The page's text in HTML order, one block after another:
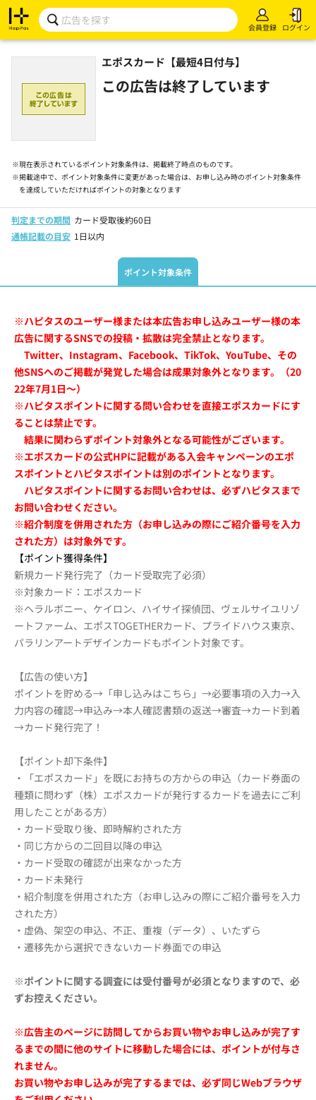
会員登録 ログイン
エポスカード【最短4日付与】
この広告は終了しています
※現在表示されているポイント対象条件は、掲載終了時点のものです。
※掲載途中で、ポイント対象条件に変更があった場合は、お申し込み時のポイント対象条件
を達成していただければポイントの対象となります
判定までの期間 カード受取後約60日
通帳記載の目安 1日以内
ポイント対象条件
※ハピタスのユーザー様または本広告お申し込みユーザー様の本
広告に関するSNSでの投稿・拡散は完全禁止となります。
Twitter、Instagram、Facebook、TikTok、YouTube、その
他SNSへのご掲載が発覚した場合は成果対象外となります。（20
22年7月1日～）
※ハピタスポイントに関する問い合わせを直接エポスカードにす
ることは禁止です。
結果に関わらずポイント対象外となる可能性がございます。
※エポスカードの公式HPに記載がある入会キャンペーンのエポ
スポイントとハピタスポイントは別のポイントとなります。
ハピタスポイントに関するお問い合わせは、必ずハピタスまで
お問い合わせください。
※紹介制度を併用された方（お申し込みの際にご紹介番号を入力
された方）は対象外です。
【ポイント獲得条件】
新規カード発行完了（カード受取完了必須）
※対象カード：エポスカード
※ヘラルボニー、ケイロン、ハイサイ探偵団、ヴェルサイユリゾ
ートファーム、エポスTOGETHERカード、プライドハウス東京、
パラリンアートデザインカードもポイント対象です。
【広告の使い方】
ポイントを貯める→「申し込みはこちら」→必要事項の入力→入
力内容の確認→申込み→本人確認書類の返送→審査→カード到着
→カード発行完了！
【ポイント却下条件】
・「エポスカード」を既にお持ちの方からの申込（カード券面の
種類に問わず（株）エポスカードが発行するカードを過去にご利
用したことがある方）
・カード受取り後、即時解約された方
・同じ方からの二回目以降の申込
・カード受取の確認が出来なかった方
・カード未発行
・紹介制度を併用された方（お申し込みの際にご紹介番号を入力
された方）
・虚偽、架空の申込、不正、重複（データ）、いたずら
・遷移先から選択できないカード券面での申込
※ポイントに関する調査には受付番号が必須となりますので、必
ずお控えください。
※広告主のページに訪問してからお買い物やお申し込みが完了す
るまでの間に他のサイトに移動した場合には、ポイントが付与さ
れません。
お買い物やお申し込みが完了するまでは、必ず同じWebブラウザ